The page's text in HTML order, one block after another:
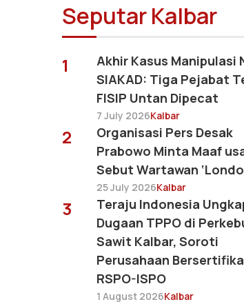
Seputar Kalbar
1
Akhir Kasus Manipulasi
SIAKAD: Tiga Pejabat
FISIP Untan Dipecat
7 July 2026Kalbar
2
Organisasi Pers Desak
Prabowo Minta Maaf
Sebut Wartawan
25 July 2026Kalbar
3
Teraju Indonesia
Dugaan TPPO di
Sawit Kalbar, Soroti
Perusahaan
RSPO-ISPO
1 August 2026Kalbar